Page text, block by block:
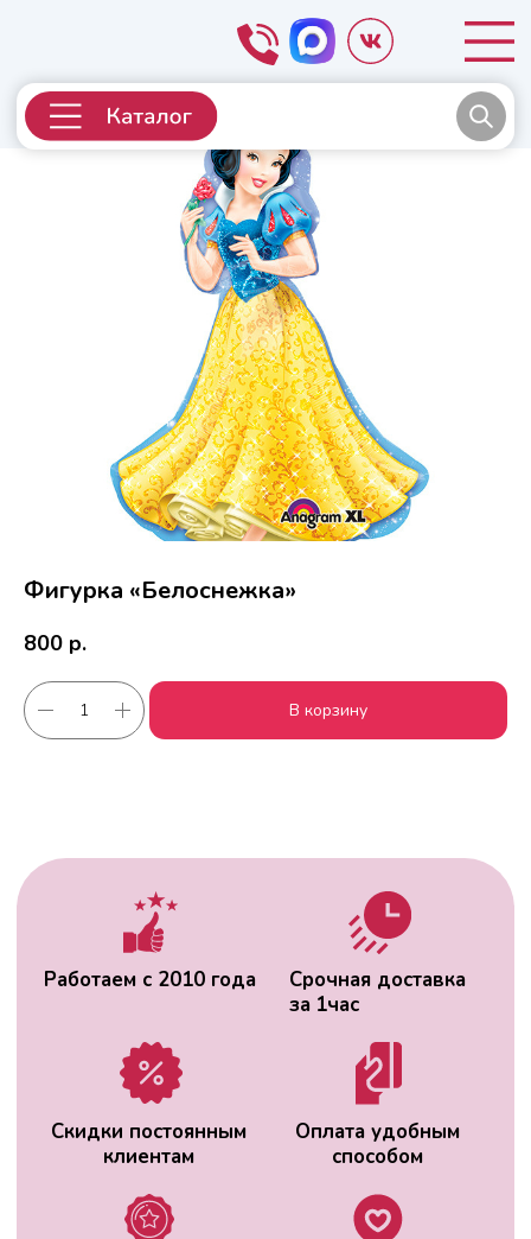
Фигурка «Белоснежка»
800 р.
В корзину
Работаем с 2010 года
Срочная доставка
Гарантия качества
ВАС МОЖЕТ
ЗАИНТЕРЕСОВАТЬ